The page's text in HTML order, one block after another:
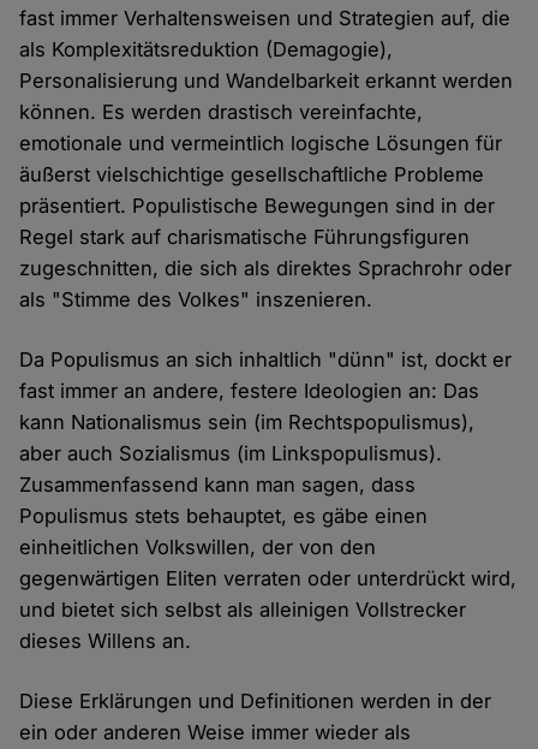
fast immer Verhaltensweisen und Strategien auf, die
als Komplexitätsreduktion (Demagogie),
Personalisierung und Wandelbarkeit erkannt werden
können. Es werden drastisch vereinfachte,
emotionale und vermeintlich logische Lösungen für
äußerst vielschichtige gesellschaftliche Probleme
präsentiert. Populistische Bewegungen sind in der
Regel stark auf charismatische Führungsfiguren
zugeschnitten, die sich als direktes Sprachrohr oder
als "Stimme des Volkes" inszenieren.
Da Populismus an sich inhaltlich "dünn" ist, dockt er
fast immer an andere, festere Ideologien an: Das
kann Nationalismus sein (im Rechtspopulismus),
aber auch Sozialismus (im Linkspopulismus).
Zusammenfassend kann man sagen, dass
Populismus stets behauptet, es gäbe einen
einheitlichen Volkswillen, der von den
gegenwärtigen Eliten verraten oder unterdrückt wird,
und bietet sich selbst als alleinigen Vollstrecker
dieses Willens an.
Diese Erklärungen und Definitionen werden in der
ein oder anderen Weise immer wieder als